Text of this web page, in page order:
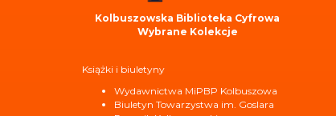
Kolbuszowska Biblioteka Cyfrowa
Wybrane Kolekcje
Książki i biuletyny
Wydawnictwa MiPBP Kolbuszowa
Biuletyn Towarzystwa im. Goslara